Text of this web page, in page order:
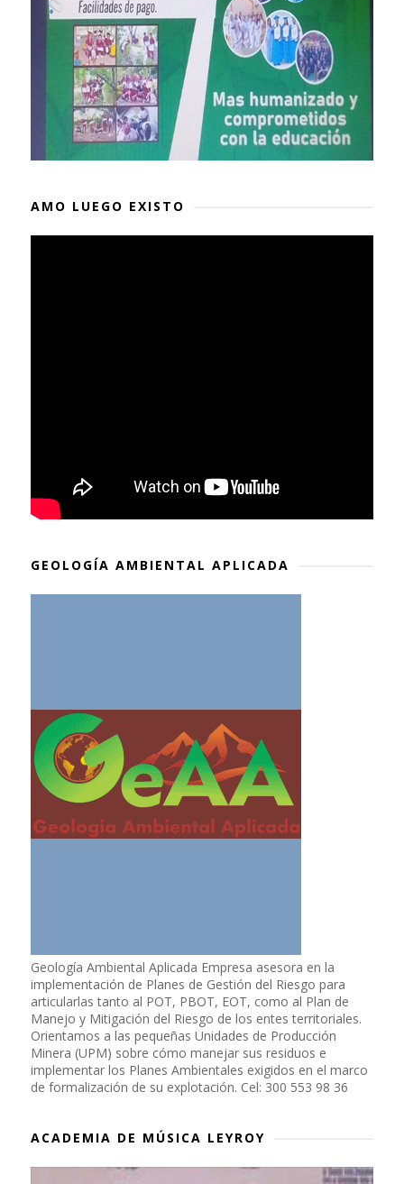
AMO LUEGO EXISTO
GEOLOGÍA AMBIENTAL APLICADA
Geología Ambiental Aplicada Empresa asesora en la
implementación de Planes de Gestión del Riesgo para
articularlas tanto al POT, PBOT, EOT, como al Plan de
Manejo y Mitigación del Riesgo de los entes territoriales.
Orientamos a las pequeñas Unidades de Producción
Minera (UPM) sobre cómo manejar sus residuos e
implementar los Planes Ambientales exigidos en el marco
de formalización de su explotación. Cel: 300 553 98 36
ACADEMIA DE MÚSICA LEYROY